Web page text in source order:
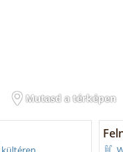
Mutasd a térképen